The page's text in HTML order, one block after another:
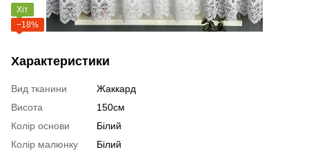
Хіт
−18%
Характеристики
Вид тканини
Жаккард
Висота
150см
Колір основи
Білий
Колір малюнку
Білий